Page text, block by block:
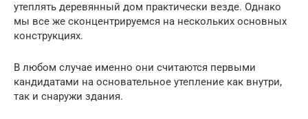
утеплять деревянный дом практически везде. Однако
мы все же сконцентрируемся на нескольких основных
конструкциях.
В любом случае именно они считаются первыми
кандидатами на основательное утепление как внутри,
так и снаружи здания.